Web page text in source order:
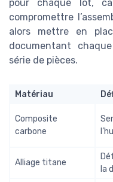
pour chaque lot,
compromettre
alors mettre en
documentant
série de pièces.
Matériau
Composite
carbone
Alliage titane
la